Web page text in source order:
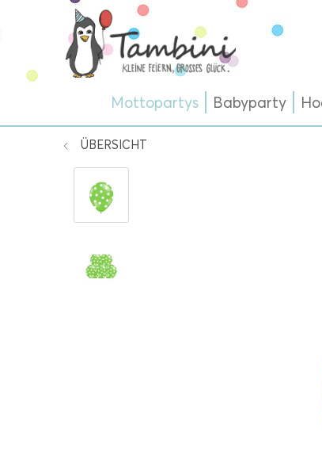
Mottopartys Babyparty
ÜBERSICHT